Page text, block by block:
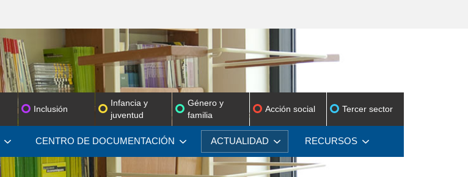
CENTRO DE DOCUMENTACIÓN ACTUALIDAD RECURSOS
Inclusión
Infancia y
juventud
Género y
familia
Acción social Tercer sector